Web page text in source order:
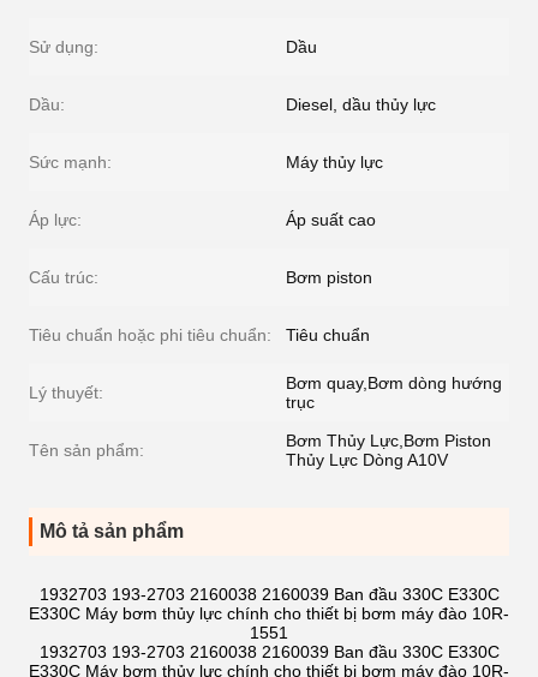
Sử dụng: Dầu
Dầu: Diesel, dầu thủy lực
Sức mạnh: Máy thủy lực
Áp lực: Áp suất cao
Cấu trúc: Bơm piston
Tiêu chuẩn hoặc phi tiêu chuẩn: Tiêu chuẩn
Lý thuyết:
Bơm quay,Bơm dòng hướng
trục
Tên sản phẩm:
Bơm Thủy Lực,Bơm Piston
Thủy Lực Dòng A10V
Mô tả sản phẩm
1932703 193-2703 2160038 2160039 Ban đầu 330C E330C
E330C Máy bơm thủy lực chính cho thiết bị bơm máy đào 10R-
1551
1932703 193-2703 2160038 2160039 Ban đầu 330C E330C
E330C Máy bơm thủy lực chính cho thiết bị bơm máy đào 10R-